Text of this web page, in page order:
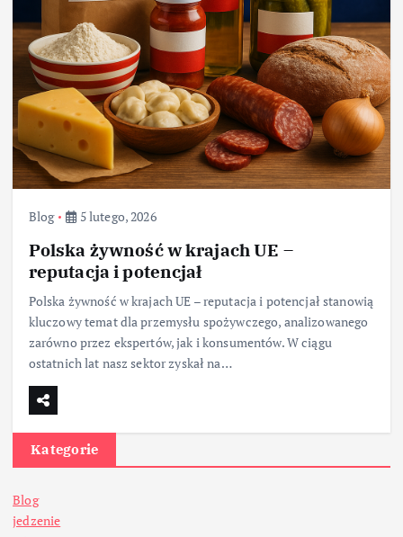
Blog 5 lutego, 2026
Polska żywność w krajach UE –
reputacja i potencjał
Polska żywność w krajach UE – reputacja i potencjał stanowią
kluczowy temat dla przemysłu spożywczego, analizowanego
zarówno przez ekspertów, jak i konsumentów. W ciągu
ostatnich lat nasz sektor zyskał na…
Kategorie
Blog
jedzenie